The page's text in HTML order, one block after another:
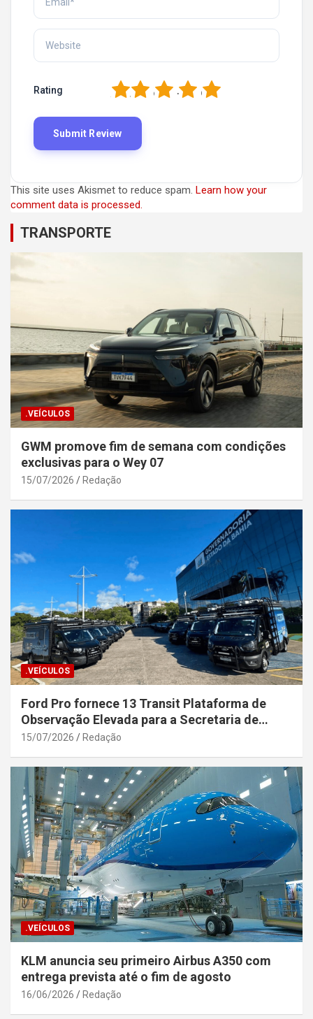
Rating 5
4
3
2
This site uses Akismet to reduce spam. Learn how your
comment data is processed.
TRANSPORTE
.VEÍCULOS
GWM promove fim de semana com condições
exclusivas para o Wey 07
15/07/2026 Redação
.VEÍCULOS
Ford Pro fornece 13 Transit Plataforma de
Observação Elevada para a Secretaria de
Segurança Pública da Bahia
15/07/2026 Redação
.VEÍCULOS
KLM anuncia seu primeiro Airbus A350 com
entrega prevista até o fim de agosto
16/06/2026 Redação